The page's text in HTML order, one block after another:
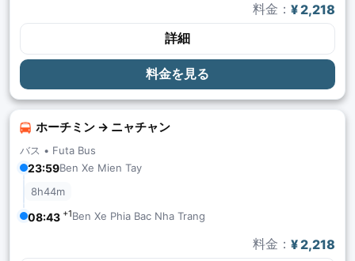
料金： ¥ 2,218
詳細
料金を見る
ホーチミン → ニャチャン
バス • Futa Bus
23:59Ben Xe Mien Tay
8h44m
08:43 +1Ben Xe Phia Bac Nha Trang
料金： ¥ 2,218